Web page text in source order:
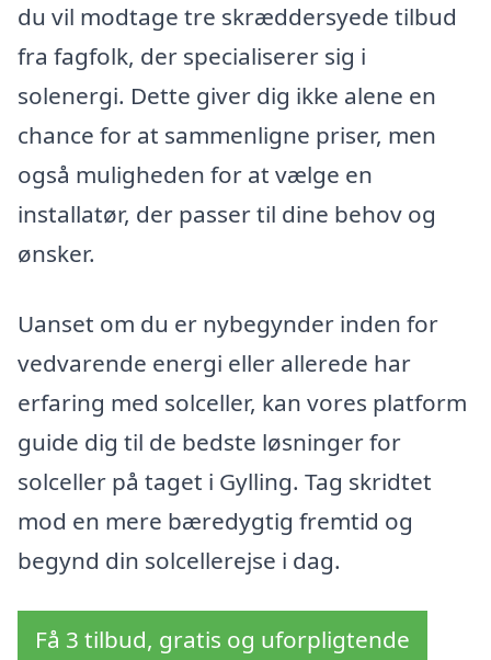
du vil modtage tre skræddersyede tilbud
fra fagfolk, der specialiserer sig i
solenergi. Dette giver dig ikke alene en
chance for at sammenligne priser, men
også muligheden for at vælge en
installatør, der passer til dine behov og
ønsker.
Uanset om du er nybegynder inden for
vedvarende energi eller allerede har
erfaring med solceller, kan vores platform
guide dig til de bedste løsninger for
solceller på taget i Gylling. Tag skridtet
mod en mere bæredygtig fremtid og
begynd din solcellerejse i dag.
Få 3 tilbud, gratis og uforpligtende